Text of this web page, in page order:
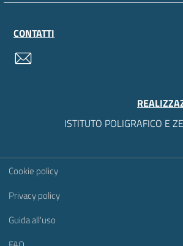
CONTATTI
ISTITUTO POLIGRAFICO E
Sezione Link Utili
Cookie policy
Privacy policy
Guida all'uso